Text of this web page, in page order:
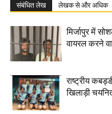
संबंधित लेख लेखक से और अधिक
मिर्जापुर में
वायरल करने
राष्ट्रीय
खिलाड़ी